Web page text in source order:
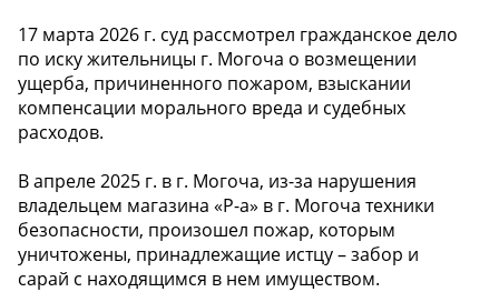
17 марта 2026 г. суд рассмотрел гражданское дело
по иску жительницы г. Могоча о возмещении
ущерба, причиненного пожаром, взыскании
компенсации морального вреда и судебных
расходов.
В апреле 2025 г. в г. Могоча, из-за нарушения
владельцем магазина «Р-а» в г. Могоча техники
безопасности, произошел пожар, которым
уничтожены, принадлежащие истцу – забор и
сарай с находящимся в нем имуществом.